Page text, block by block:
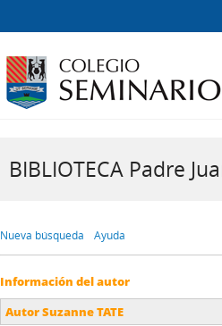
BIBLIOTECA Padre
Nueva búsqueda Ayuda
Información del autor
Autor Suzanne TATE